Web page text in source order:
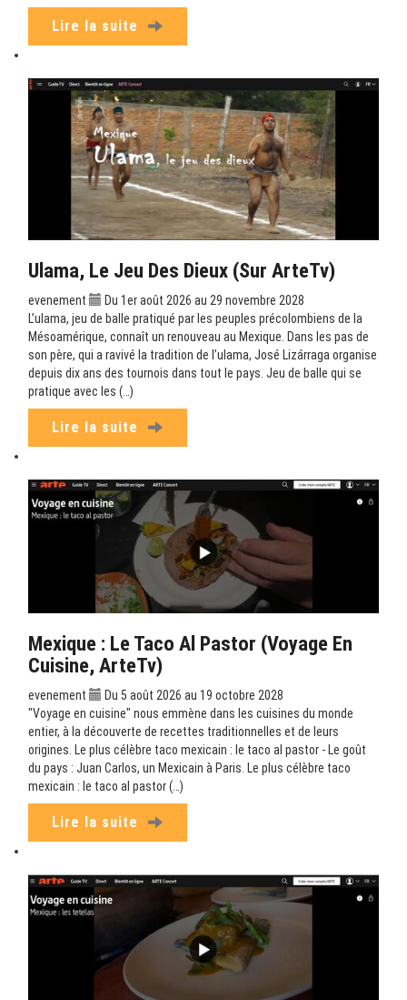
Lire la suite
Ulama, Le Jeu Des Dieux (sur ArteTv)
evenement
Du 1er août 2026 au 29 novembre 2028
L’ulama, jeu de balle pratiqué par les peuples précolombiens de la
Mésoamérique, connaît un renouveau au Mexique. Dans les pas de
son père, qui a ravivé la tradition de l’ulama, José Lizárraga organise
depuis dix ans des tournois dans tout le pays. Jeu de balle qui se
pratique avec les (…)
Lire la suite
Mexique : Le Taco Al Pastor (Voyage En
Cuisine, ArteTv)
evenement
Du 5 août 2026 au 19 octobre 2028
"Voyage en cuisine" nous emmène dans les cuisines du monde
entier, à la découverte de recettes traditionnelles et de leurs
origines. Le plus célèbre taco mexicain : le taco al pastor - Le goût
du pays : Juan Carlos, un Mexicain à Paris. Le plus célèbre taco
mexicain : le taco al pastor (…)
Lire la suite